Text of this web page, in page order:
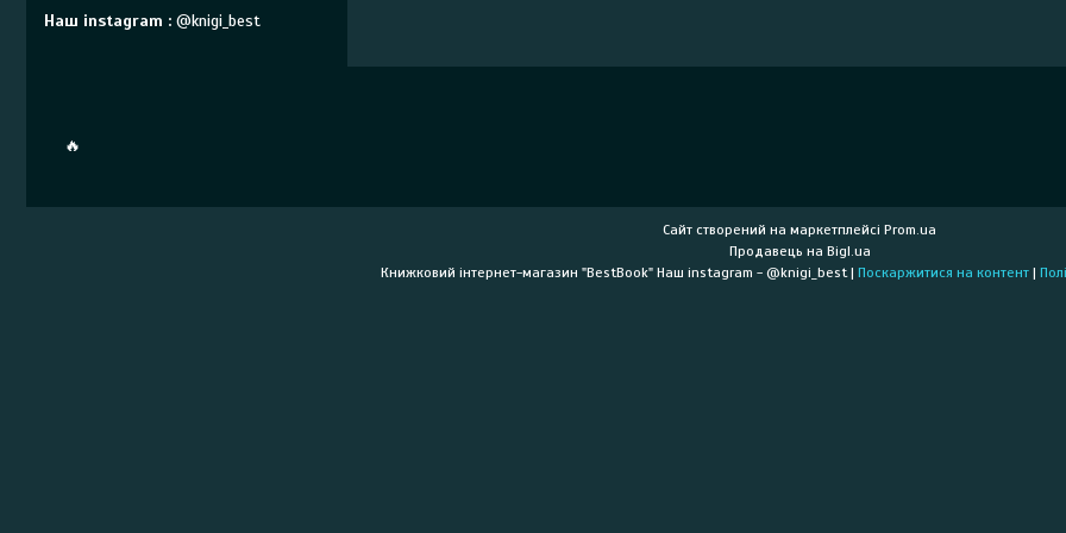
Наш instagram @knigi_best
🔥
Сайт створений на маркетплейсі Prom.ua
Продавець на Bigl.ua
Книжковий інтернет-магазин "BestBook" Наш instagram - @knigi_best | Поскаржитися на контент |